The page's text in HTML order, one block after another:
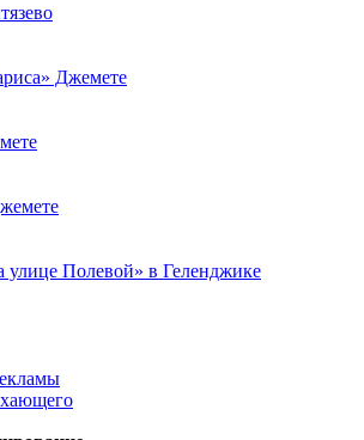
Джемете
улице Полевой» в Геленджике